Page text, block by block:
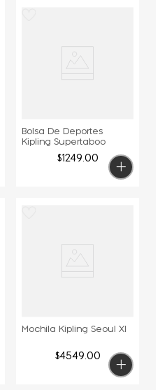
Bolsa De Deportes
Kipling Supertaboo
$1249.00
Mochila Kipling Seoul Xl
$4549.00